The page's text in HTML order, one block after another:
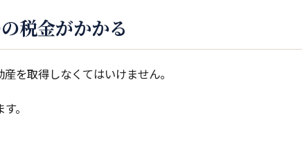
税金がかかる
を取得しなくてはいけません。
。